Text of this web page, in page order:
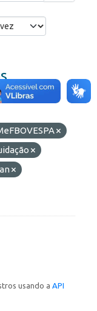
usando a API